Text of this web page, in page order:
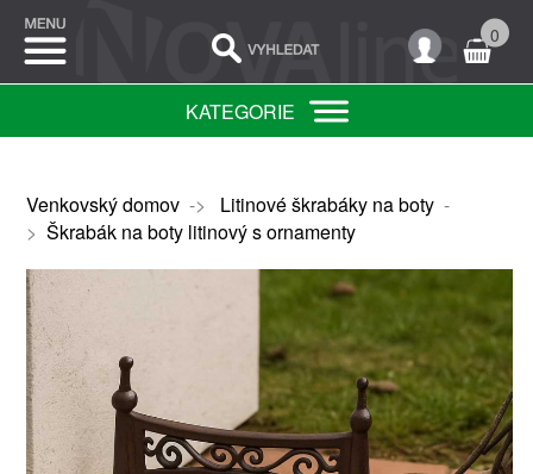
0
KATEGORIE
Venkovský domov-> Litinové škrabáky na boty-
> Škrabák na boty litinový s ornamenty